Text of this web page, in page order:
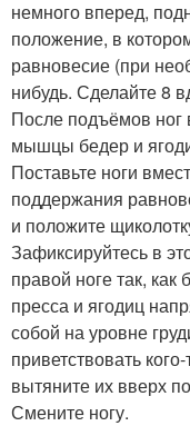
немного вперед,
положение, в
равновесие (при
нибудь. Сделайте 8
После подъёмов ног
мышцы бедер и
Поставьте ноги
поддержания
и положите
Зафиксируйтесь в
правой ноге так,
пресса и ягодиц
собой на уровне
приветствовать
вытяните их вверх
Смените ногу.